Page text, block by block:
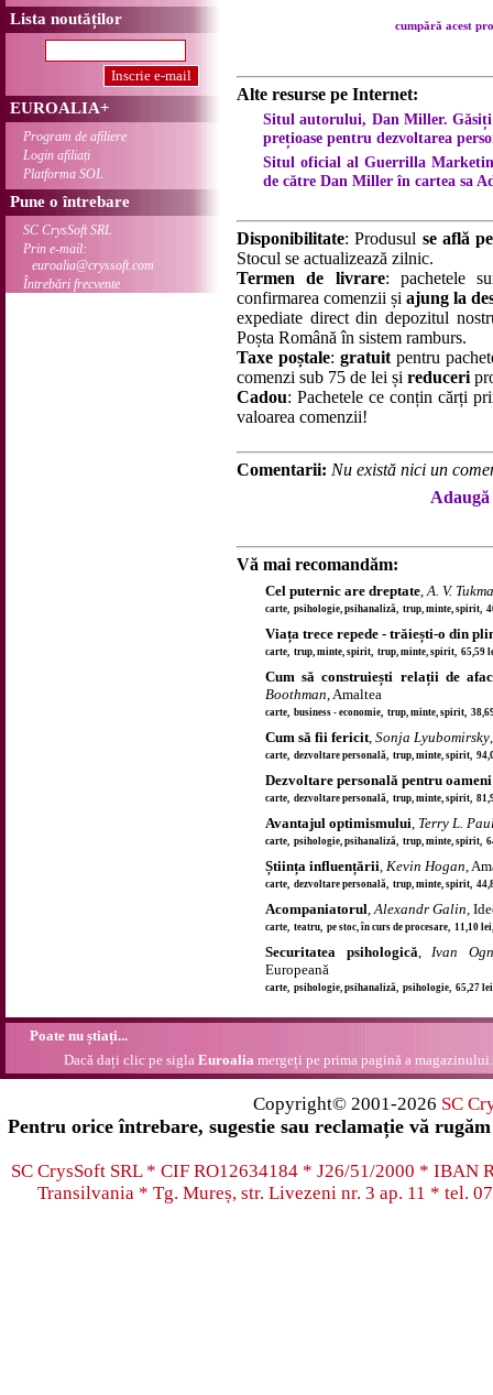
Lista noutăților
EUROALIA+
Program de afiliere
Login afiliați
Platforma SOL
Pune o întrebare
SC CrysSoft SRL
Prin e-mail:
euroalia@cryssoft.com
Întrebări frecvente
cumpără acest
Alte resurse pe Internet:
Situl autorului, Dan Miller.
prețioase pentru dezvoltarea
Situl oficial al Guerrilla
de către Dan Miller în cartea sa
Disponibilitate: Produsul se află
Stocul se actualizează zilnic.
Termen de livrare: pachetele
confirmarea comenzii șiajung la
expediate direct din depozitul
Poșta Română în sistem ramburs.
Taxe poștale: gratuitpentru
comenzi sub 75 de lei și reduceri
Cadou: Pachetele ce conțin cărți
valoarea comenzii!
Comentarii: Nu există nici un
Vă mai recomandăm:
Cel puternic are dreptate,A. V.
carte, psihologie, psihanaliză, trup, minte, spirit,
Viața trece repede - trăiești-o din
carte, trup, minte, spirit, trup, minte, spirit, 65,59
Cum să construiești relații de
Boothman, Amaltea
carte, business - economie, trup, minte, spirit,
Cum să fii fericit, Sonja Lyubomirsky
carte, dezvoltare personală, trup, minte, spirit,
Dezvoltare personală pentru
carte, dezvoltare personală, trup, minte, spirit,
Avantajul optimismului, Terry L.
carte, psihologie, psihanaliză, trup, minte, spirit,
Știința influențării, Kevin Hogan,
carte, dezvoltare personală, trup, minte, spirit,
Acompaniatorul,Alexandr Galin,
carte, teatru, pe stoc, în curs de procesare, 11,10
Securitatea psihologică,Ivan
Europeană
carte, psihologie, psihanaliză, psihologie, 65,27
Poate nu știați...
Dacă dați clic pe sigla Euroalia mergeți pe prima pagină a
Copyright© 2001-2026 SC
Pentru orice întrebare, sugestie sau reclamație vă
SC CrysSoft SRL * CIF RO12634184 * J26/51/2000 * IBAN
Transilvania * Tg. Mureș, str. Livezeni nr. 3 ap. 11 * tel.